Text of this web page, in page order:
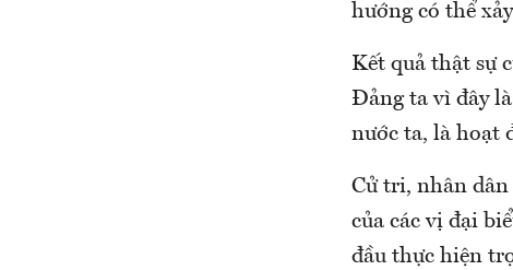
hướng có thể
Kết quả thật sự
Đảng ta vì đây
nước ta, là hoạt
Cử tri, nhân dân
của các vị đại
đầu thực hiện